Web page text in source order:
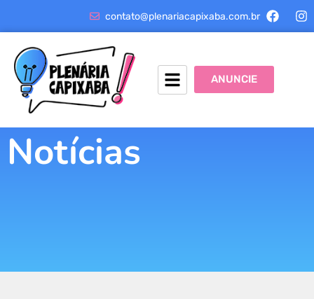
contato@plenariacapixaba.com.br
ANUNCIE
Notícias